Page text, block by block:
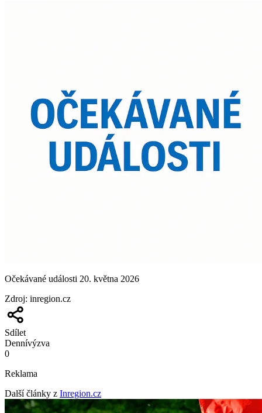
Očekávané události 20. května 2026
Zdroj: inregion.cz
Sdílet
Dennívýzva
0
Reklama
Další články z Inregion.cz